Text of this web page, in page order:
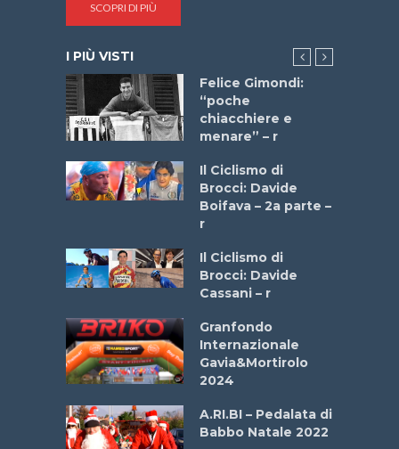
SCOPRI DI PIÙ
I PIÙ VISTI
Felice Gimondi:
“poche
chiacchiere e
menare” – r
Il Ciclismo di
Brocci: Davide
Boifava – 2a parte –
r
Il Ciclismo di
Brocci: Davide
Cassani – r
Granfondo
Internazionale
Gavia&Mortirolo
2024
A.RI.BI – Pedalata di
Babbo Natale 2022